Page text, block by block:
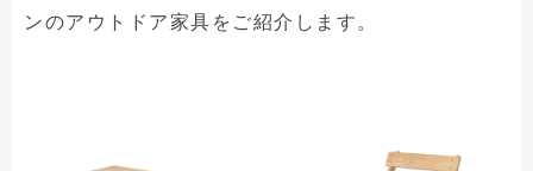
ンのアウトドア家具をご紹介します。